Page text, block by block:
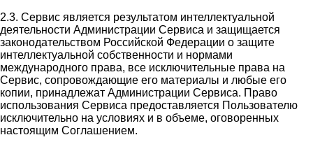
2.3. Сервис является результатом интеллектуальной
деятельности Администрации Сервиса и защищается
законодательством Российской Федерации о защите
интеллектуальной собственности и нормами
международного права, все исключительные права на
Сервис, сопровождающие его материалы и любые его
копии, принадлежат Администрации Сервиса. Право
использования Сервиса предоставляется Пользователю
исключительно на условиях и в объеме, оговоренных
настоящим Соглашением.